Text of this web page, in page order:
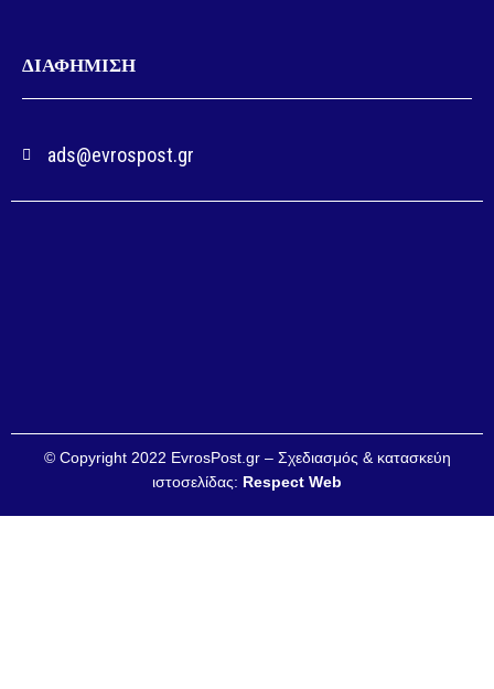
ΔΙΑΦΗΜΙΣΗ
ads@evrospost.gr
© Copyright 2022 EvrosPost.gr – Σχεδιασμός & κατασκεύη
ιστοσελίδας: Respect Web